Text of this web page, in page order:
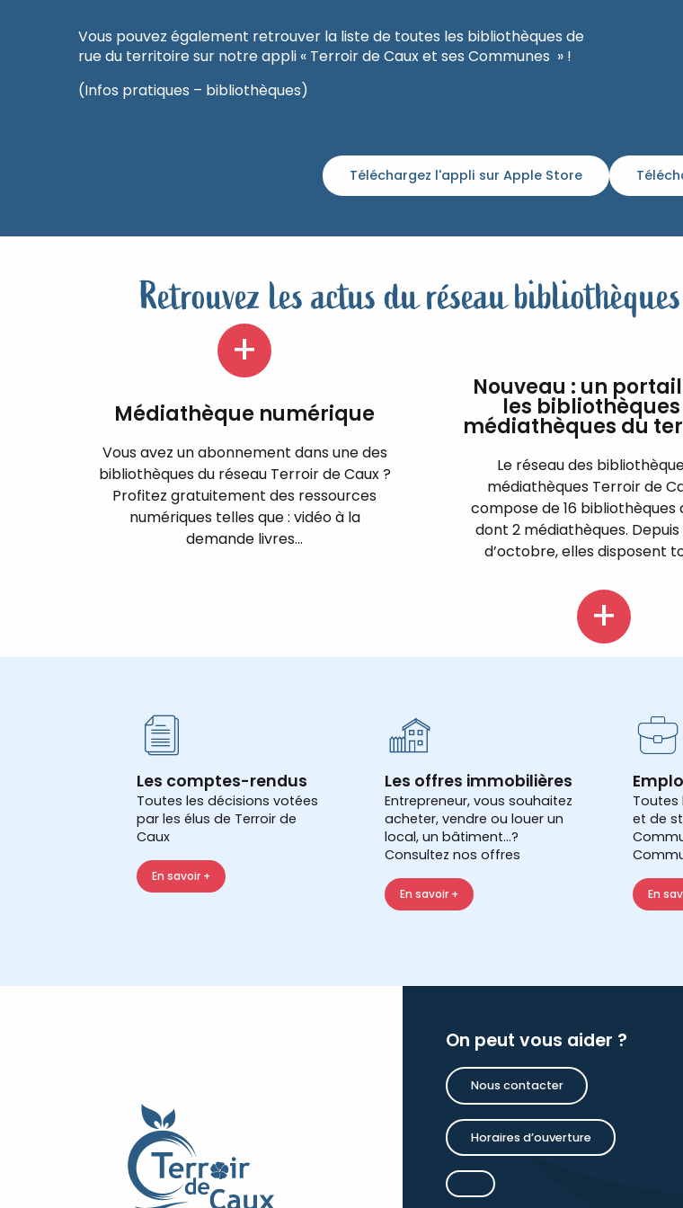
Vous pouvez également retrouver la liste de toutes les bibliothèques de
rue du territoire sur notre appli « Terroir de Caux et ses Communes » !
(Infos pratiques – bibliothèques)
Téléchargez l'appli sur Apple Store
Retrouvez les actus du réseau
Médiathèque numérique
Vous avez un abonnement dans une des
bibliothèques du réseau Terroir de Caux ?
Profitez gratuitement des ressources
numériques telles que : vidéo à la
demande livres...
Nouveau : un
les
médiathèques du
Le réseau des
médiathèques Terroir de
compose de 16 bibliothèques
dont 2 médiathèques.
d’octobre, elles disposent
Les comptes-rendus
Toutes les décisions votées
par les élus de Terroir de
Caux
En savoir +
Les offres immobilières
Entrepreneur, vous souhaitez
acheter, vendre ou louer un
local, un bâtiment...?
Consultez nos offres
En savoir +
Toutes
et de
En
On peut vous aider ?
Nous contacter
Horaires d’ouverture